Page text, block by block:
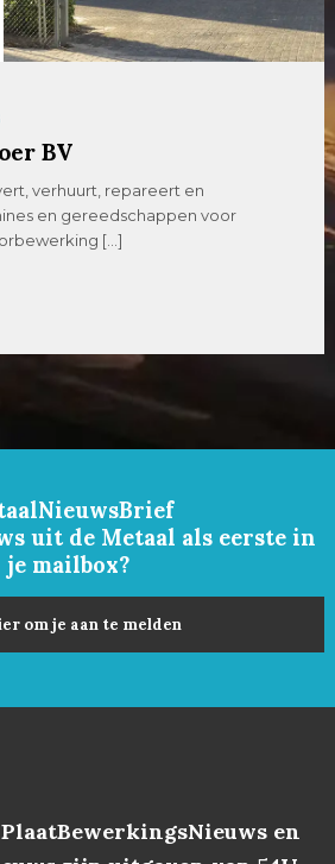
op maat. GICOM is een
met een
plaatwerk […]
uit de Metaal als eerste in
je mailbox?
om je aan te melden
en